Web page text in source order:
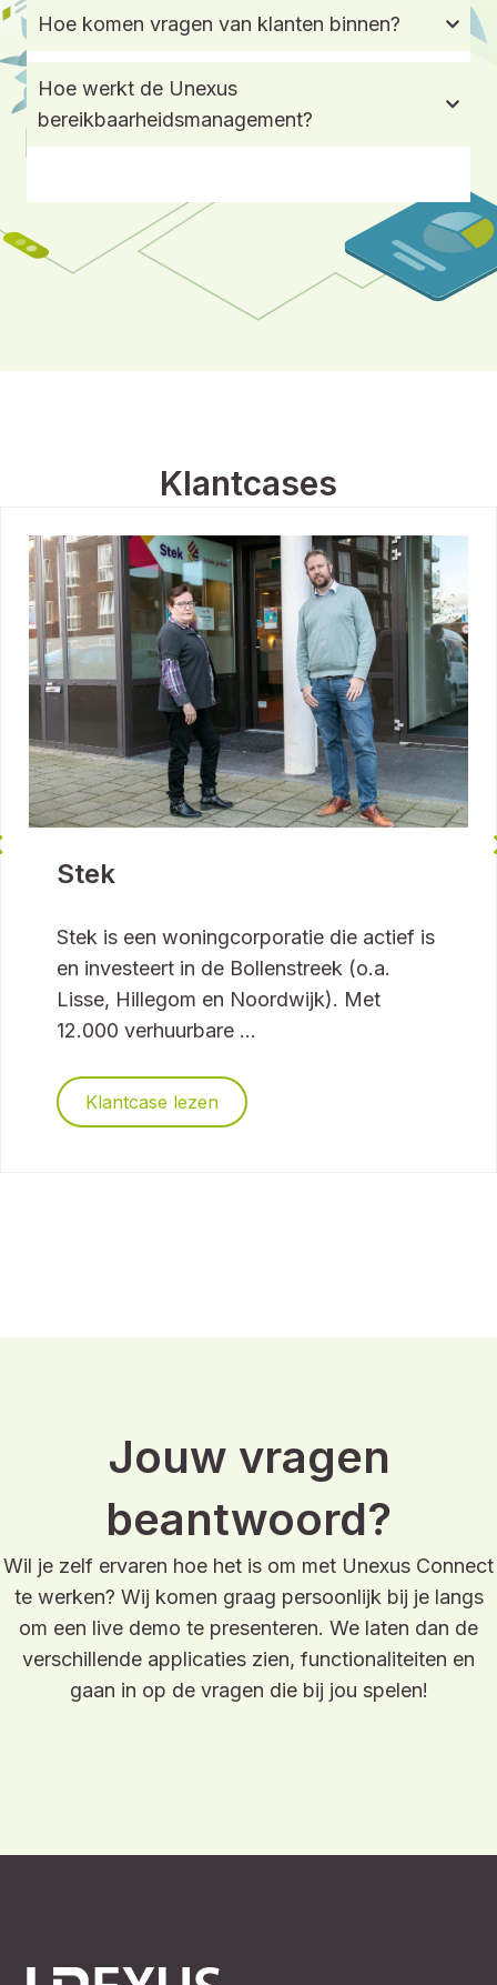
Is er een mogelijkheid tot coaching van
medewerkers?
Hebben jullie een intelligente kennisbank?
Hoe werkt de Unexus
bereikbaarheidsmanagement?
Klantcases
Stek
Stek is een woningcorporatie die actief is
en investeert in de Bollenstreek (o.a.
Jouw vragen
beantwoord?
gaan in op de vragen die bij jou spelen!